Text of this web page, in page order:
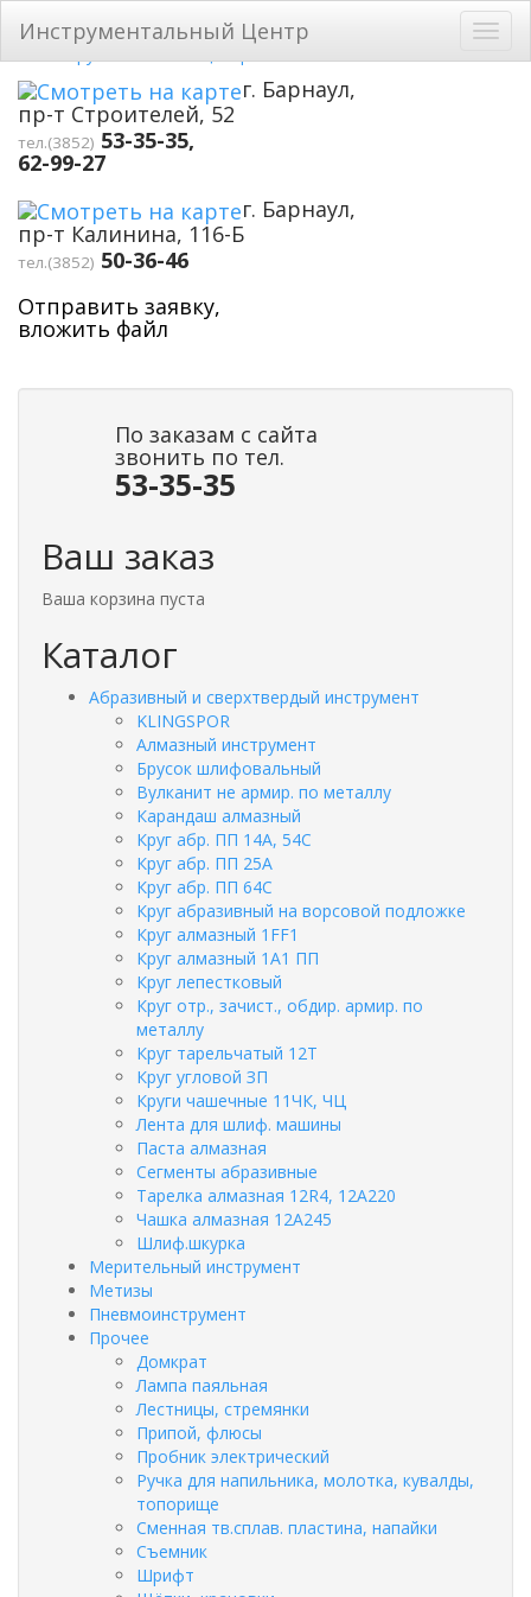
Инструментальный Центр
г. Барнаул,
пр-т Строителей, 52
тел.(3852) 53-35-35,
62-99-27
г. Барнаул,
пр-т Калинина, 116-Б
тел.(3852) 50-36-46
Отправить заявку,
вложить файл
По заказам с сайта
звонить по тел.
53-35-35
Ваш заказ
Ваша корзина пуста
Каталог
Абразивный и сверхтвердый инструмент
KLINGSPOR
Алмазный инструмент
Брусок шлифовальный
Вулканит не армир. по металлу
Карандаш алмазный
Круг абр. ПП 14А, 54С
Круг абр. ПП 25А
Круг абр. ПП 64С
Круг абразивный на ворсовой подложке
Круг алмазный 1FF1
Круг алмазный 1А1 ПП
Круг лепестковый
Круг отр., зачист., обдир. армир. по
металлу
Круг тарельчатый 12Т
Круг угловой ЗП
Круги чашечные 11ЧК, ЧЦ
Лента для шлиф. машины
Паста алмазная
Сегменты абразивные
Тарелка алмазная 12R4, 12А220
Чашка алмазная 12А245
Шлиф.шкурка
Мерительный инструмент
Метизы
Пневмоинструмент
Прочее
Домкрат
Лампа паяльная
Лестницы, стремянки
Припой, флюсы
Пробник электрический
Ручка для напильника, молотка, кувалды,
топорище
Сменная тв.сплав. пластина, напайки
Съемник
Шрифт